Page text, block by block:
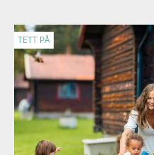
TETT PÅ